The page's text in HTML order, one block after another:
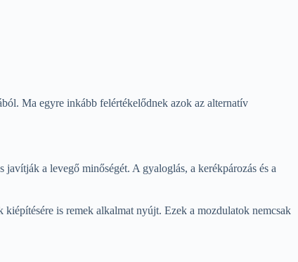
Ma egyre inkább felértékelődnek azok az alternatív
a levegő minőségét. A gyaloglás, a kerékpározás és a
kiépítésére is remek alkalmat nyújt. Ezek a mozdulatok nemcsak